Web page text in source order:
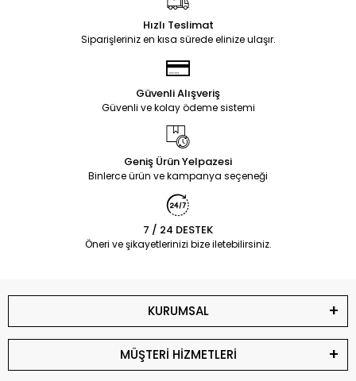
Hızlı Teslimat
Siparişleriniz en kısa sürede elinize ulaşır.
Güvenli Alışveriş
Güvenli ve kolay ödeme sistemi
Geniş Ürün Yelpazesi
Binlerce ürün ve kampanya seçeneği
7 / 24 DESTEK
Öneri ve şikayetlerinizi bize iletebilirsiniz.
KURUMSAL
MÜŞTERİ HİZMETLERİ